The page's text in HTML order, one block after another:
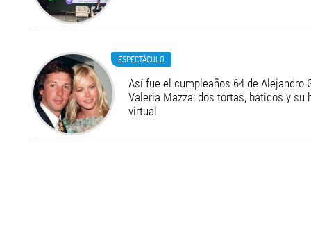
ESPECTÁCULO
Así fue el cumpleaños 64 de Alejandro
Valeria Mazza: dos tortas, batidos y su
virtual